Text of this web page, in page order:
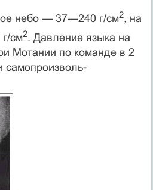
небо — 37—240 г/см2, на
см2. Давление языка на
Мотании по команде в 2
самопроизволь-